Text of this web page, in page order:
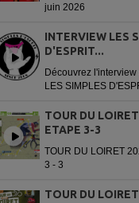
juin 2026
INTERVIEW LES
D'ESPRIT...
Découvrez
LES SIMPLES
13 juin 2026 à la 6e
Festi'Alliance.
TOUR DU
ETAPE 3-3
TOUR DU LOIRET
3 - 3
TOUR DU